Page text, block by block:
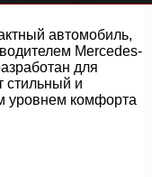
автомобиль,
Mercedes-
для
стильный и
уровнем комфорта